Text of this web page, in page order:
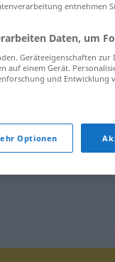
abwimmeln
entnehmen
Daten, um
Geräteeigenschaften
einem Gerät.
und Entwicklung
Optionen